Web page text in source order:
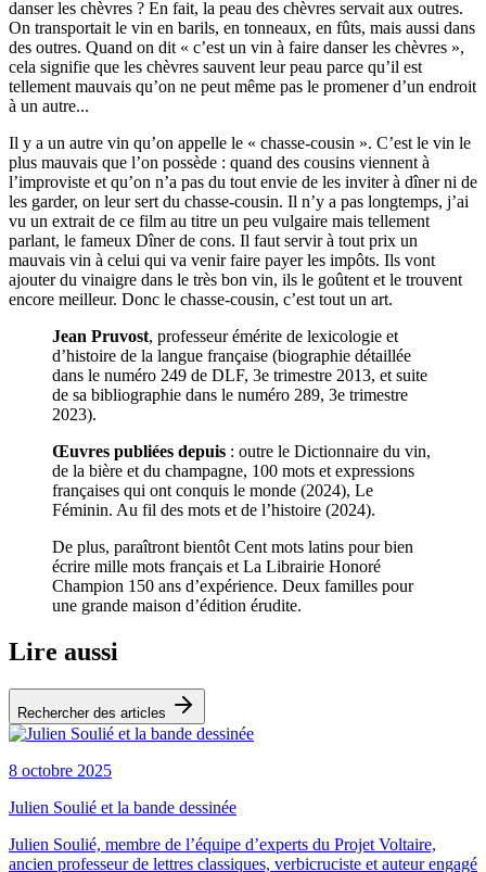
danser les chèvres ? En fait, la peau des chèvres servait aux outres.
On transportait le vin en barils, en tonneaux, en fûts, mais aussi dans
des outres. Quand on dit « c’est un vin à faire danser les chèvres »,
cela signifie que les chèvres sauvent leur peau parce qu’il est
tellement mauvais qu’on ne peut même pas le promener d’un endroit
à un autre...
Il y a un autre vin qu’on appelle le « chasse-cousin ». C’est le vin le
plus mauvais que l’on possède : quand des cousins viennent à
l’improviste et qu’on n’a pas du tout envie de les inviter à dîner ni de
les garder, on leur sert du chasse-cousin. Il n’y a pas longtemps, j’ai
vu un extrait de ce film au titre un peu vulgaire mais tellement
parlant, le fameux Dîner de cons. Il faut servir à tout prix un
mauvais vin à celui qui va venir faire payer les impôts. Ils vont
ajouter du vinaigre dans le très bon vin, ils le goûtent et le trouvent
encore meilleur. Donc le chasse-cousin, c’est tout un art.
Jean Pruvost, professeur émérite de lexicologie et
d’histoire de la langue française (biographie détaillée
dans le numéro 249 de DLF, 3e trimestre 2013, et suite
de sa bibliographie dans le numéro 289, 3e trimestre
2023).
Œuvres publiées depuis : outre le Dictionnaire du vin,
de la bière et du champagne, 100 mots et expressions
françaises qui ont conquis le monde (2024), Le
Féminin. Au fil des mots et de l’histoire (2024).
De plus, paraîtront bientôt Cent mots latins pour bien
écrire mille mots français et La Librairie Honoré
Champion 150 ans d’expérience. Deux familles pour
une grande maison d’édition érudite.
Lire aussi
Rechercher des articles
8 octobre 2025
Julien Soulié et la bande dessinée
Julien Soulié, membre de l’équipe d’experts du Projet Voltaire,
ancien professeur de lettres classiques, verbicruciste et auteur engagé